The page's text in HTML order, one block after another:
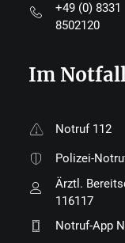
+49 (0) 8331
8502120
Im
Notruf 112
Polizei-
Ärztl.
116117
Notruf-App